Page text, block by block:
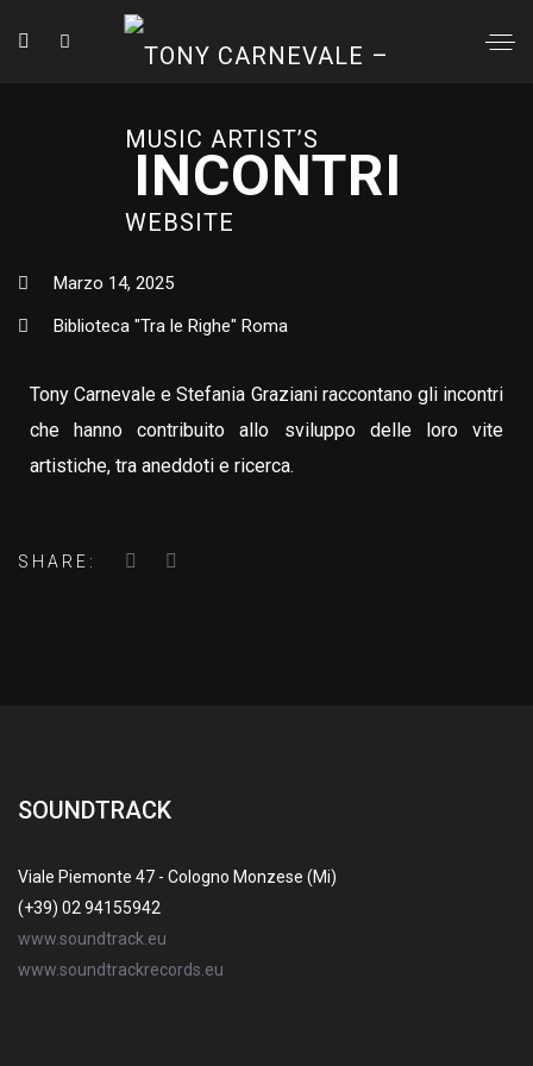
INCONTRI
Marzo 14, 2025
Biblioteca "Tra le Righe" Roma
Tony Carnevale e Stefania Graziani raccontano gli incontri
che hanno contribuito allo sviluppo delle loro vite
artistiche, tra aneddoti e ricerca.
SHARE:
SOUNDTRACK
Viale Piemonte 47 - Cologno Monzese (Mi)
(+39) 02 94155942
www.soundtrack.eu
www.soundtrackrecords.eu